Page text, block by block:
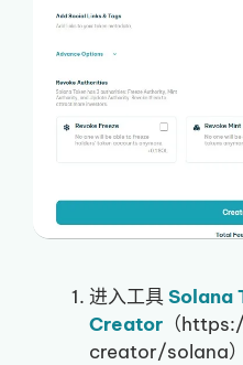
进入工具Solana
Creator （
creator/solana）